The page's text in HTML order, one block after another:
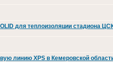
для теплоизоляции стадиона
линию XPS в Кемеровской